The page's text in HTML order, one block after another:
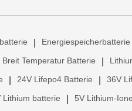
Energiespeicherbatterie
Breit Temperatur Batterie
24V Lifepo4 Batterie 36V
Lithium batterie 5V Lithium-